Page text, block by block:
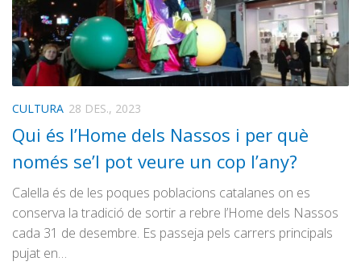
CULTURA 28 DES., 2023
Qui és l’Home dels Nassos i per què
només se’l pot veure un cop l’any?
Calella és de les poques poblacions catalanes on es
conserva la tradició de sortir a rebre l’Home dels Nassos
cada 31 de desembre. Es passeja pels carrers principals
pujat en…